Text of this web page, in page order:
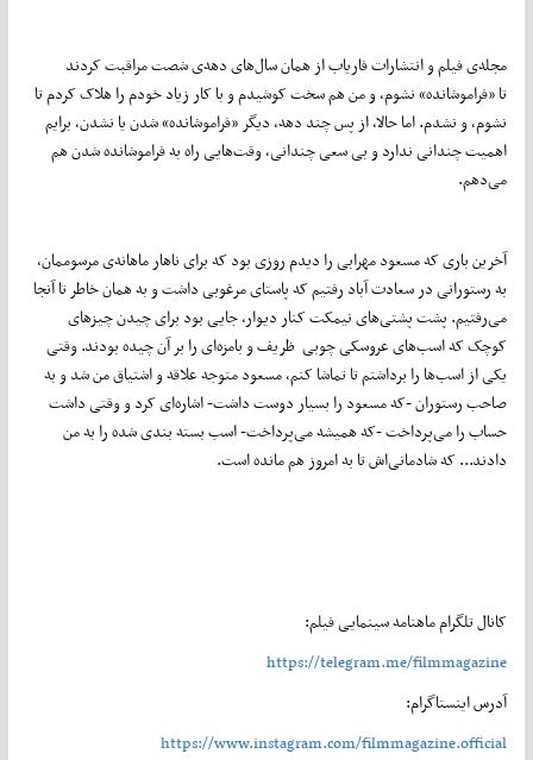
مجله‌ی فیلم و انتشارات فاریاب از همان سال‌های دهه‌ی شصت مراقبت کردند
تا «فراموشانده» نشوم‌، و من هم سخت کوشیدم و با کار زیاد خودم را هلاک کردم تا
نشوم، و نشدم. اما حالا‌، از پس چند دهه، دیگر «فراموشانده» شدن یا نشدن، برایم
اهمیت چندانی ندارد و بی سعی چندانی، وقت‌هایی راه به فراموشانده شدن هم
می‌دهم.
آخرین باری که مسعود مهرابی را دیدم روزی بود که برای ناهار ماهانه‌ی مرسوممان،
به رستورانی در سعادت آباد رفتیم که پاستای مرغوبی داشت و به همان خاطر تا آنجا
می‌رفتیم. پشت پشتی‌های نیمکت کنار دیوار، جایی بود برای چیدن چیز‌های
کوچک که اسب‌های عروسکی چوبی ظریف و بامزه‌ای را بر آن چیده بودند. وقتی
یکی از اسب‌ها را برداشتم تا تماشا کنم، مسعود متوجه علاقه و اشتیاق من شد و به
صاحب رستوران -که مسعود را بسیار دوست داشت- اشاره‌ای کرد و وقتی داشت
حساب را می‌پرداخت -که همیشه می‌پرداخت- اسب بسته بندی شده را به من
دادند... که شادمانی‌اش تا به امروز هم مانده است.
کانال تلگرام ماهنامه سینمایی فیلم:
https://telegram.me/filmmagazine
آدرس اینستاگرام:
https://www.instagram.com/filmmagazine.official